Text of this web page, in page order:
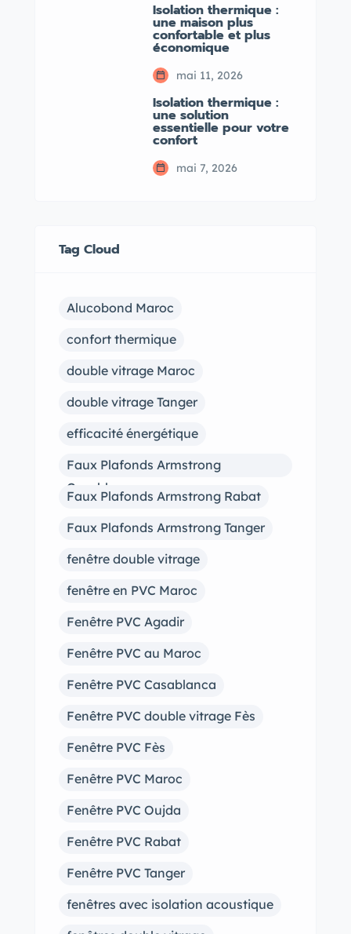
Isolation thermique :
une maison plus
confortable et plus
économique
mai 11, 2026
Isolation thermique :
une solution
essentielle pour votre
confort
mai 7, 2026
Tag Cloud
Alucobond Maroc
confort thermique
double vitrage Maroc
double vitrage Tanger
efficacité énergétique
Faux Plafonds Armstrong
Casablanca
Faux Plafonds Armstrong Rabat
Faux Plafonds Armstrong Tanger
fenêtre double vitrage
fenêtre en PVC Maroc
Fenêtre PVC Agadir
Fenêtre PVC au Maroc
Fenêtre PVC Casablanca
Fenêtre PVC double vitrage Fès
Fenêtre PVC Fès
Fenêtre PVC Maroc
Fenêtre PVC Oujda
Fenêtre PVC Rabat
Fenêtre PVC Tanger
fenêtres avec isolation acoustique